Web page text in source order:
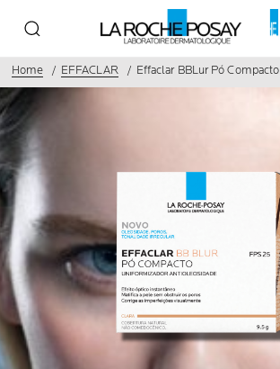
Home EFFACLAR Effaclar BBLur Pó Compacto